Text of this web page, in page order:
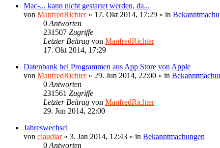
Mac-... kann nicht gestartet werden, da...
von ManfredRichter» 17. Okt 2014, 17:29 » in
0 Antworten
231507 Zugriffe
Letzter Beitrag von ManfredRichter
17. Okt 2014, 17:29
Datenbank bei Programmen aus App Store von Apple
von ManfredRichter» 29. Jun 2014, 22:00 » in
0 Antworten
231561 Zugriffe
Letzter Beitrag von ManfredRichter
29. Jun 2014, 22:00
Jahreswechsel
von claudiar» 3. Jan 2014, 12:43 » in Bekanntmachungen
0 Antworten